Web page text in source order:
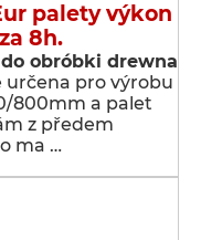
palety výkon
8h.
obróbki drewna
určena pro výrobu
800mm a palet
z předem
ma …